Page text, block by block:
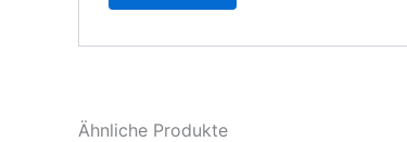
Ähnliche Produkte